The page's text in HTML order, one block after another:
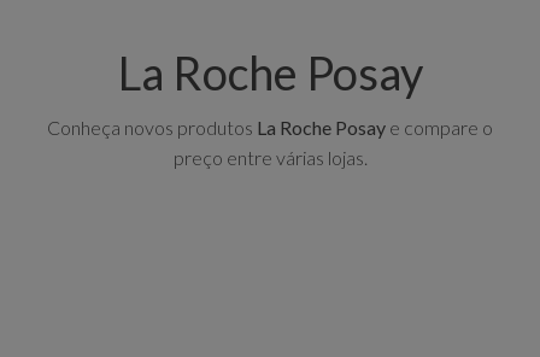
La Roche Posay
Conheça novos produtos La Roche Posay e compare o
preço entre várias lojas.